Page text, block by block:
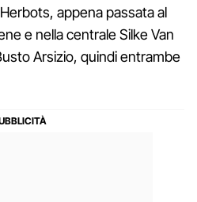
appena passata al
e nella centrale Silke Van
Arsizio, quindi entrambe